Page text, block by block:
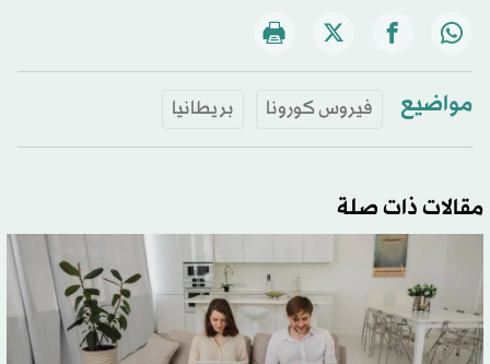
مواضيع فيروس كورونا بريطانيا
مقالات ذات صلة